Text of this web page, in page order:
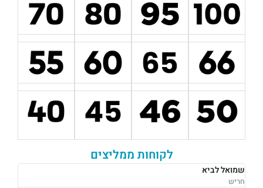
לקוחות ממליצים
רבקה לוי
נתניה